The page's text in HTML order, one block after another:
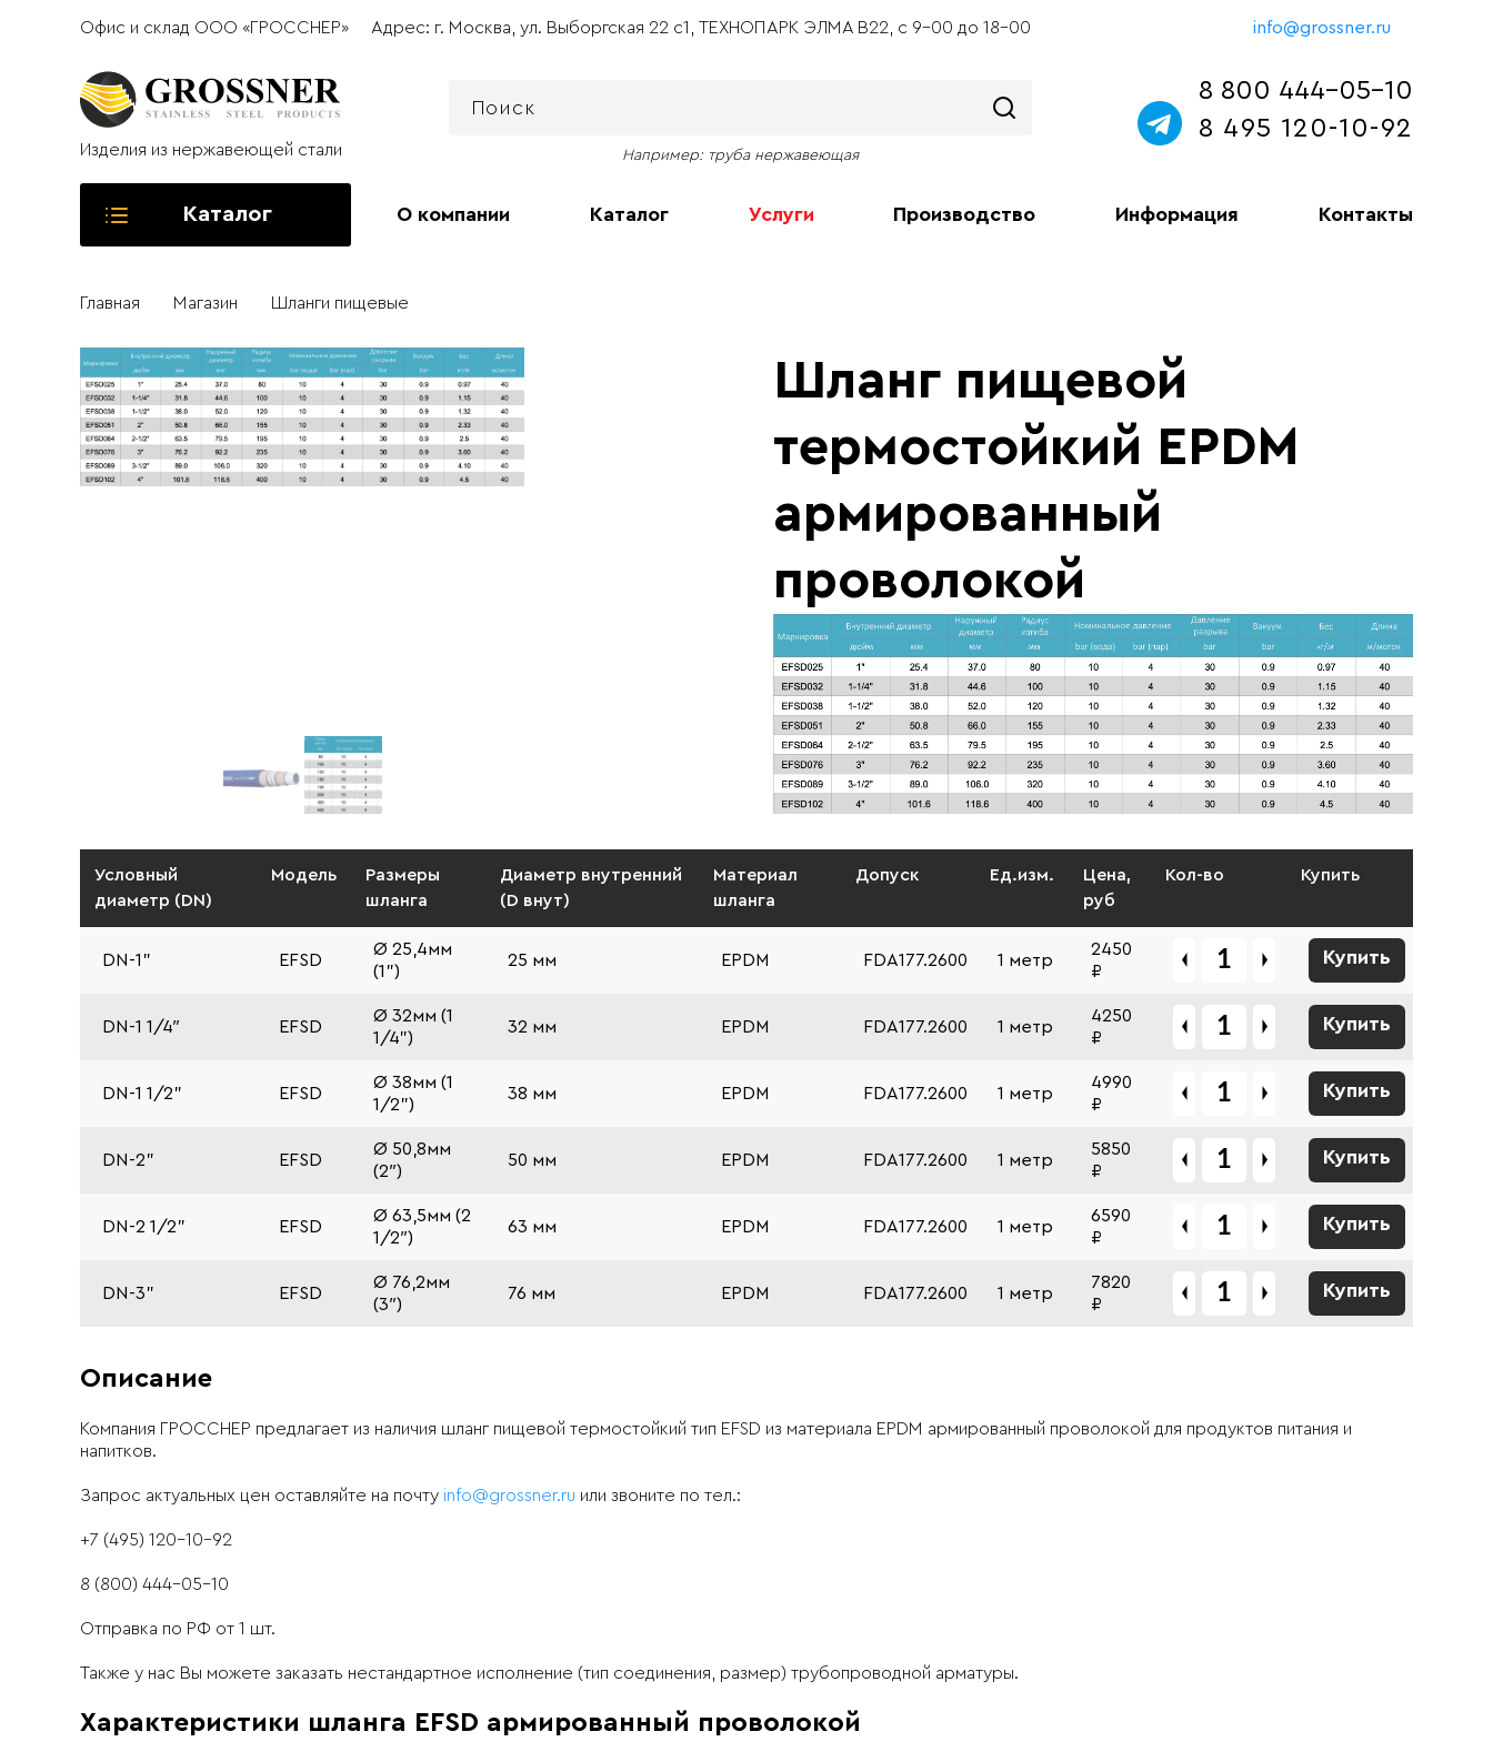
Офис и склад ООО «ГРОССНЕР» Адрес: г. Москва, ул. Выборгская 22 с1, ТЕХНОПАРК ЭЛМА В22, с 9-00 до 18-00 info@grossner.ru
Изделия из нержавеющей стали Например: труба нержавеющая
8 800 444-05-10
8 495 120-10-92
Каталог О компании Каталог Услуги Производство Информация Контакты
Главная Магазин Шланги пищевые
Шланг пищевой
термостойкий EPDM
армированный
проволокой
Условный
диаметр (DN)
Модель
Размеры
шланга
Диаметр внутренний
(D внут)
Материал
шланга
Допуск Ед.изм.
Цена,
руб
Кол-во Купить
DN-1" EFSD
Ø 25,4мм
(1")
25 мм EPDM FDA177.2600 1 метр
2450
₽
Купить
DN-1 1/4″ EFSD
Ø 32мм (1
1/4")
32 мм EPDM FDA177.2600 1 метр
4250
₽
Купить
DN-1 1/2" EFSD
Ø 38мм (1
1/2")
38 мм EPDM FDA177.2600 1 метр
4990
₽
Купить
DN-2" EFSD
Ø 50,8мм
(2″)
50 мм EPDM FDA177.2600 1 метр
5850
₽
Купить
DN-2 1/2" EFSD
Ø 63,5мм (2
1/2″)
63 мм EPDM FDA177.2600 1 метр
6590
₽
Купить
DN-3" EFSD
Ø 76,2мм
(3″)
76 мм EPDM FDA177.2600 1 метр
7820
₽
Купить
Описание
Компания ГРОССНЕР предлагает из наличия шланг пищевой термостойкий тип EFSD из материала EPDM армированный проволокой для продуктов питания и
напитков.
Запрос актуальных цен оставляйте на почту info@grossner.ru или звоните по тел.:
+7 (495) 120-10-92
8 (800) 444-05-10
Отправка по РФ от 1 шт.
Также у нас Вы можете заказать нестандартное исполнение (тип соединения, размер) трубопроводной арматуры.
Характеристики шланга EFSD армированный проволокой